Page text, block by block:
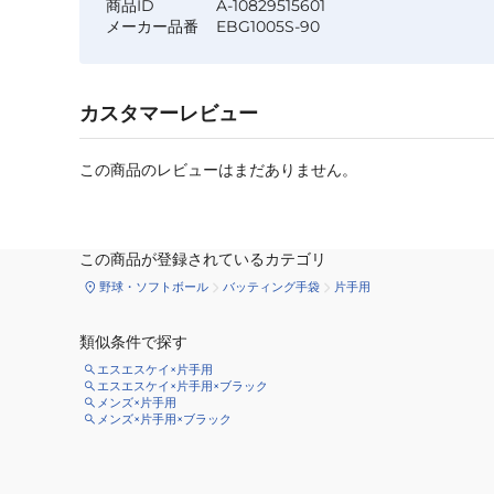
商品ID
A-10829515601
メーカー品番
EBG1005S-90
カスタマーレビュー
この商品のレビューはまだありません。
この商品が登録されているカテゴリ
野球・ソフトボール バッティング手袋 片手用
類似条件で探す
エスエスケイ×片手用
エスエスケイ×片手用×ブラック
メンズ×片手用
メンズ×片手用×ブラック